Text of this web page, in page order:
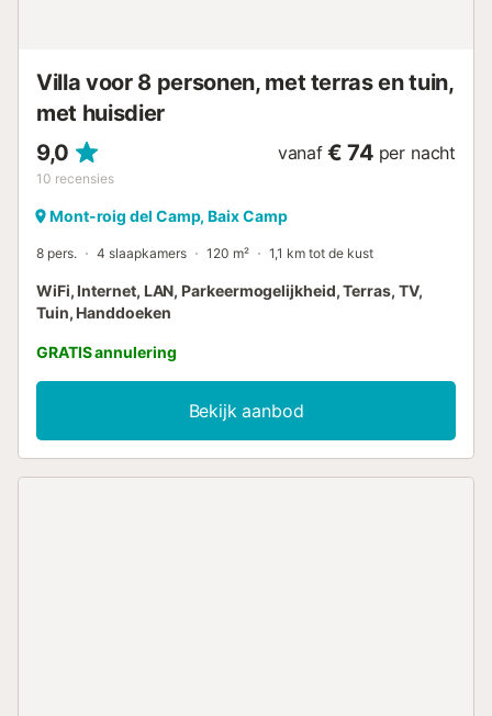
Villa voor 8 personen, met terras en tuin,
met huisdier
9,0
10 recensies
vanaf € 74 per nacht
Mont-roig del Camp, Baix Camp
8 pers. 4 slaapkamers 120 m² 1,1 km tot de kust
WiFi, Internet, LAN, Parkeermogelijkheid, Terras, TV,
Tuin, Handdoeken
GRATIS annulering
Bekijk aanbod